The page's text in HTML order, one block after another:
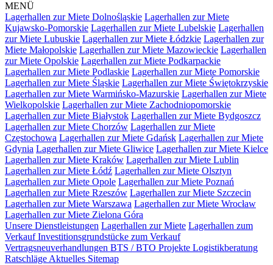
MENÜ
Lagerhallen zur Miete Dolnośląskie Lagerhallen zur Miete
Kujawsko-Pomorskie Lagerhallen zur Miete Lubelskie Lagerhallen
zur Miete Lubuskie Lagerhallen zur Miete Łódzkie Lagerhallen zur
Miete Małopolskie Lagerhallen zur Miete Mazowieckie Lagerhallen
zur Miete Opolskie Lagerhallen zur Miete Podkarpackie
Lagerhallen zur Miete Podlaskie Lagerhallen zur Miete Pomorskie
Lagerhallen zur Miete Śląskie Lagerhallen zur Miete Świętokrzyskie
Lagerhallen zur Miete Warmińsko-Mazurskie Lagerhallen zur Miete
Wielkopolskie Lagerhallen zur Miete Zachodniopomorskie
Lagerhallen zur Miete Białystok Lagerhallen zur Miete Bydgoszcz
Lagerhallen zur Miete Chorzów Lagerhallen zur Miete
Częstochowa Lagerhallen zur Miete Gdańsk Lagerhallen zur Miete
Gdynia Lagerhallen zur Miete Gliwice Lagerhallen zur Miete Kielce
Lagerhallen zur Miete Kraków Lagerhallen zur Miete Lublin
Lagerhallen zur Miete Łódź Lagerhallen zur Miete Olsztyn
Lagerhallen zur Miete Opole Lagerhallen zur Miete Poznań
Lagerhallen zur Miete Rzeszów Lagerhallen zur Miete Szczecin
Lagerhallen zur Miete Warszawa Lagerhallen zur Miete Wrocław
Lagerhallen zur Miete Zielona Góra
Unsere Dienstleistungen Lagerhallen zur Miete Lagerhallen zum
VerkaufInvestitionsgrundstücke zum Verkauf
Vertragsneuverhandlungen BTS / BTO Projekte Logistikberatung
Ratschläge Aktuelles Sitemap